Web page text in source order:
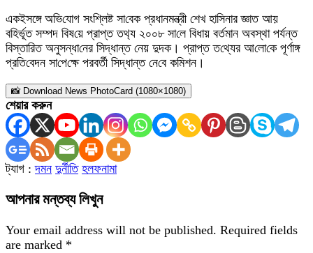
একইসঙ্গে অ‌ভি‌যোগ সং‌শ্লিষ্ট সা‌বেক প্রধানমন্ত্রী শেখ হাসিনার জ্ঞাত আয়
ব‌হির্ভূত সম্পদ বিষ‌য়ে প্রাপ্ত তথ‌্য ২০০৮ সা‌লে বিধায় বর্তমান অবস্থা পর্যন্ত
বিস্তা‌রিত অনুসন্ধা‌নের সিদ্ধান্ত নেয় দুদক। প্রাপ্ত ত‌থ্যের আ‌লো‌কে পূর্ণাঙ্গ
প্রতি‌বেদন সা‌পে‌ক্ষে পরবর্ত‌ী সিদ্ধান্ত নে‌বে ক‌মিশন।
📸 Download News PhotoCard (1080×1080)
শেয়ার করুন
ট্যাগ :দমন দুর্নীতি হলফনামা
আপনার মন্তব্য লিখুন
Your email address will not be published. Required fields
are marked *